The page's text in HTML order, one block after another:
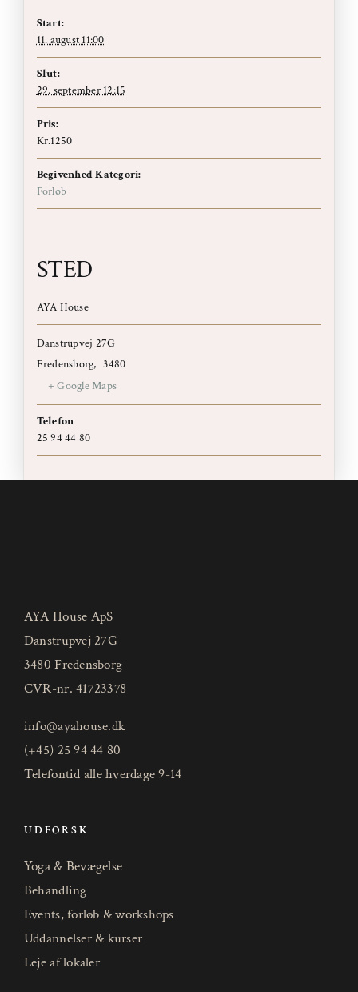
Start:
11. august 11:00
Slut:
29. september 12:15
Pris:
Kr.1250
Begivenhed Kategori:
Forløb
STED
AYA House
Danstrupvej 27G
Fredensborg, 3480
+ Google Maps
Telefon
25 94 44 80
AYA House ApS
Danstrupvej 27G
3480 Fredensborg
CVR-nr. 41723378
info@ayahouse.dk
(+45) 25 94 44 80
Telefontid alle hverdage 9-14
UDFORSK
Yoga & Bevægelse
Behandling
Events, forløb & workshops
Uddannelser & kurser
Leje af lokaler